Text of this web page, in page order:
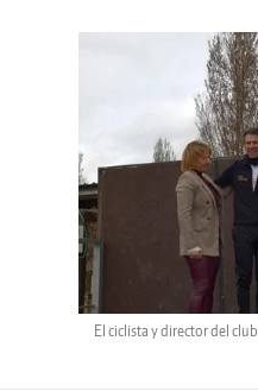
El ciclista y director del